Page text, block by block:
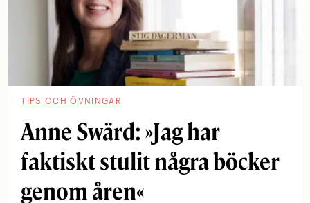
TIPS OCH ÖVNINGAR
Anne Swärd: »Jag har
faktiskt stulit några böcker
genom åren«